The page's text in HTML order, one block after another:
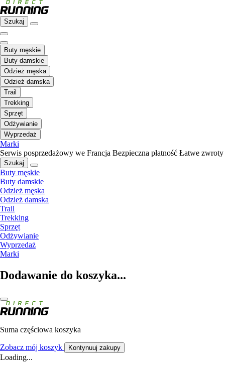
Szukaj
Buty męskie
Buty damskie
Odzież męska
Odzież damska
Trail
Trekking
Sprzęt
Odżywianie
Wyprzedaż
Marki
Serwis posprzedażowy we Francja Bezpieczna płatność Łatwe zwroty
Szukaj
Buty męskie
Buty damskie
Odzież męska
Odzież damska
Trail
Trekking
Sprzęt
Odżywianie
Wyprzedaż
Marki
Dodawanie do koszyka...
Suma częściowa koszyka
Zobacz mój koszyk Kontynuuj zakupy
Loading...